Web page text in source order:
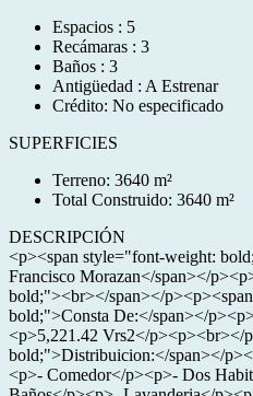
Espacios : 5
Recámaras : 3
Baños : 3
Antigüedad : A Estrenar
Crédito: No especificado
SUPERFICIES
Terreno: 3640 m²
Total Construido: 3640 m²
DESCRIPCIÓN
<p><span style="font-weight:
Francisco Morazan</span></
bold;"><br></span></
bold;">Consta De:</span></
<p>5,221.42 Vrs2</p><p><br></
bold;">Distribuicion:</span></
<p>- Comedor</p><p>- Dos